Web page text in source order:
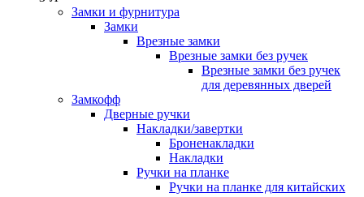
Замки и фурнитура
Замки
Врезные замки
Врезные замки без ручек
Врезные замки без ручек
для деревянных дверей
Замкофф
Дверные ручки
Накладки/завертки
Броненакладки
Накладки
Ручки на планке
Ручки на планке для китайских